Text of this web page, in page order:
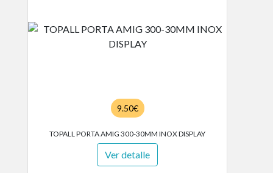
9.50€
TOPALL PORTA AMIG 300-30MM INOX DISPLAY
Ver detalle